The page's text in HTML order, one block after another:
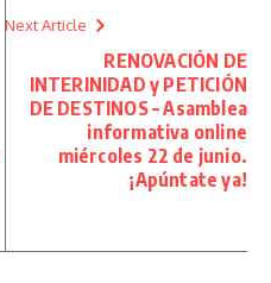
Next Article
RENOVACIÓN DE
INTERINIDAD y PETICIÓN
DE DESTINOS – Asamblea
informativa online
miércoles 22 de junio.
¡Apúntate ya!